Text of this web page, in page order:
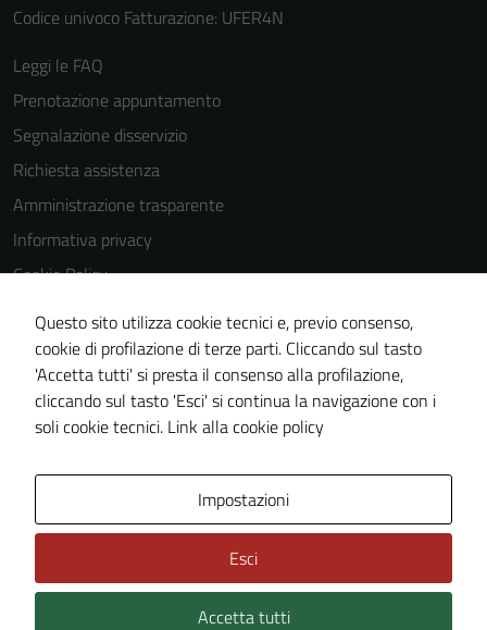
Codice univoco Fatturazione: UFER4N
Leggi le FAQ
Prenotazione appuntamento
Segnalazione disservizio
Richiesta assistenza
Amministrazione trasparente
Informativa privacy
Cookie Policy
Note legali
Dichiarazione di accessibilità
Obiettivi di accessibilità
Piano di miglioramento del sito
Technical Design s.r.l.
Questo sito utilizza cookie tecnici e, previo consenso,
cookie di profilazione di terze parti. Cliccando sul tasto
'Accetta tutti' si presta il consenso alla profilazione,
cliccando sul tasto 'Esci' si continua la navigazione con i
soli cookie tecnici. Link alla cookie policy
Impostazioni
Esci
Accetta tutti